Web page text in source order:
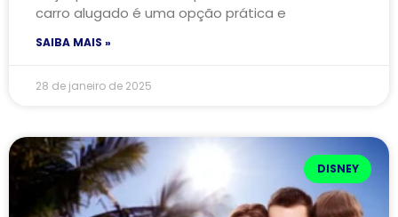
carro alugado é uma opção prática e
SAIBA MAIS »
28 de janeiro de 2025
DISNEY